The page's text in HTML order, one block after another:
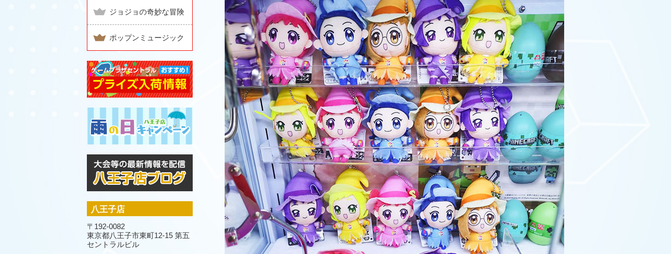
ジョジョの奇妙な冒険
ポップンミュージック
八王子店
〒192-0082
東京都八王子市東町12-15 第五
セントラルビル